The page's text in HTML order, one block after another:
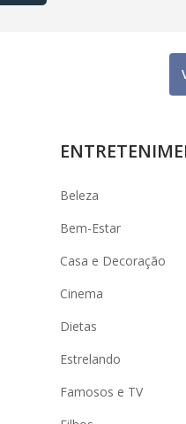
Beleza
Bem-Estar
Casa e Decoração
Cinema
Dietas
Estrelando
Famosos e TV